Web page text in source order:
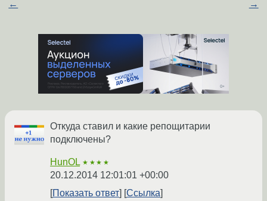
← →
Откуда ставил и какие репощитарии
подключены?
HunOL ★★★★
20.12.2014 12:01:01 +00:00
Показать ответ
Ссылка